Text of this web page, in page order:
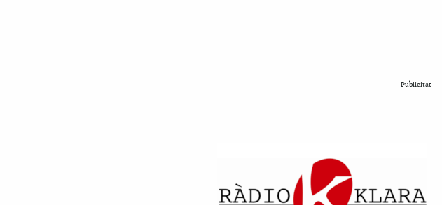
Publicitat